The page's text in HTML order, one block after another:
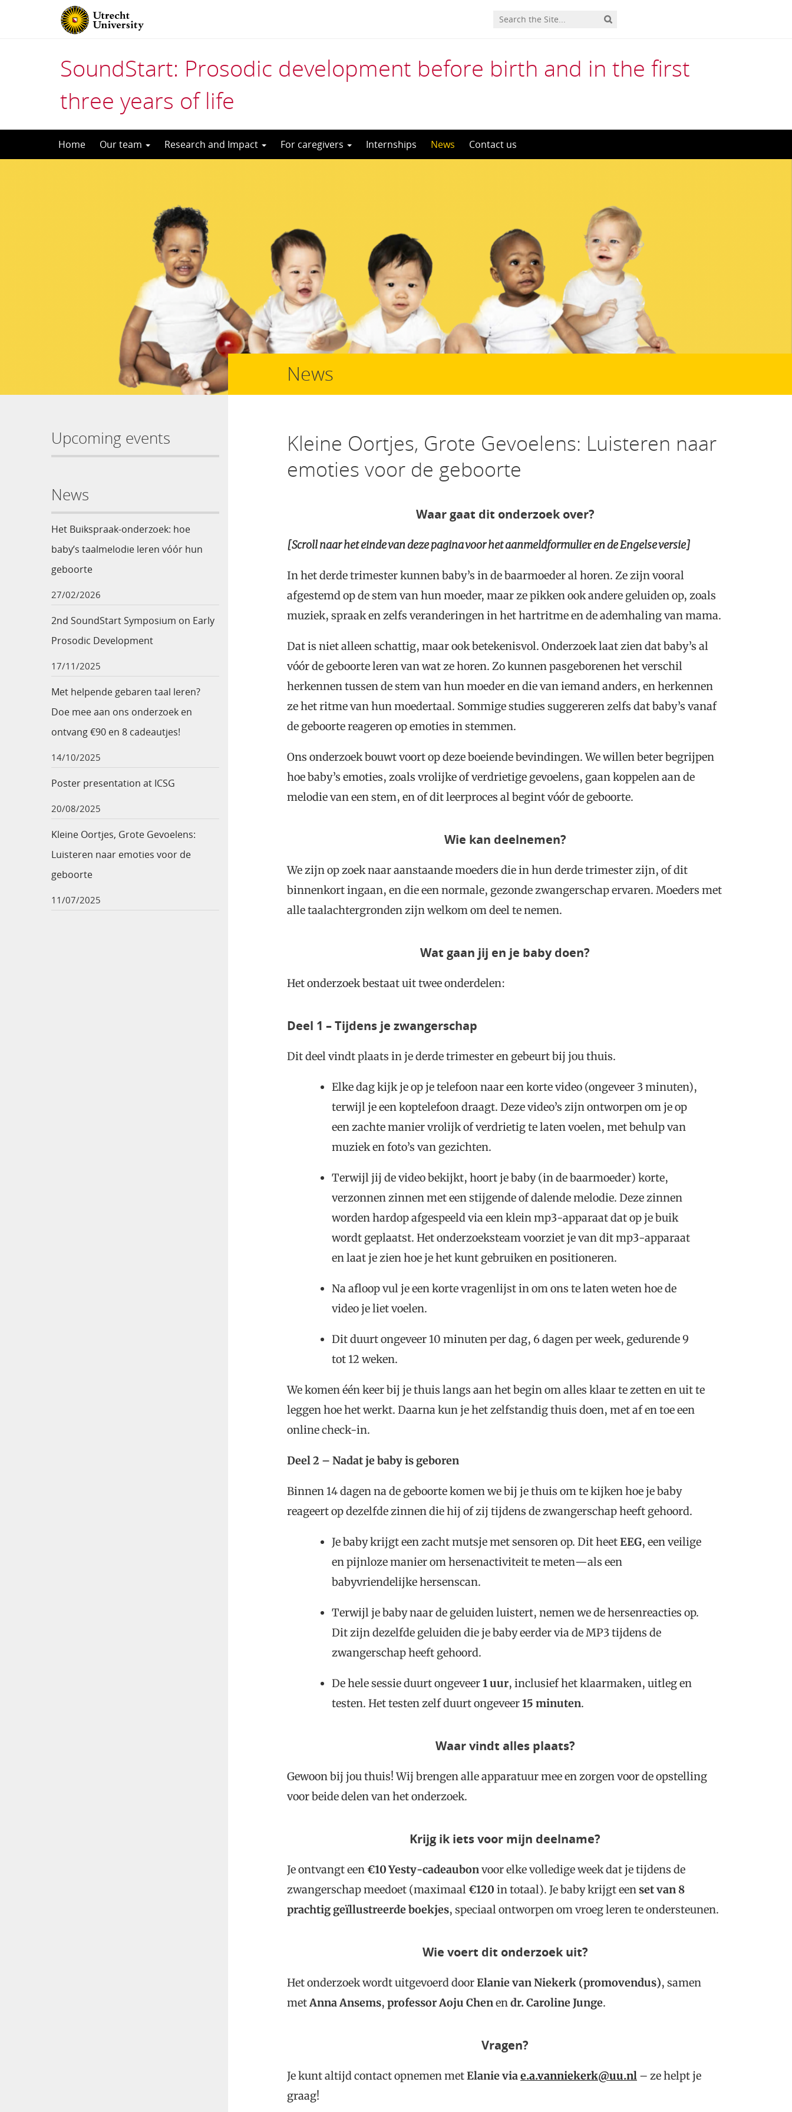
SoundStart: Prosodic development before birth and in the first
three years of life
to
Home Our team Research and Impact For caregivers Internships News Contact us
Upcoming events
News
Het Buikspraak-onderzoek: hoe
baby’s taalmelodie leren vóór hun
geboorte
27/02/2026
2nd SoundStart Symposium on Early
Prosodic Development
17/11/2025
Met helpende gebaren taal leren?
Doe mee aan ons onderzoek en
ontvang €90 en 8 cadeautjes!
14/10/2025
Poster presentation at ICSG
20/08/2025
Kleine Oortjes, Grote Gevoelens:
Luisteren naar emoties voor de
geboorte
11/07/2025
News
Kleine Oortjes, Grote Gevoelens: Luisteren naar
emoties voor de geboorte
Waar gaat dit onderzoek over?
[Scroll naar het einde van deze pagina voor het aanmeldformulieren de Engelse versie]
In het derde trimester kunnen baby’s in de baarmoeder al horen. Ze zijn vooral
afgestemd op de stem van hun moeder, maar ze pikken ook andere geluiden op, zoals
muziek, spraak en zelfs veranderingen in het hartritme en de ademhaling van mama.
Dat is niet alleen schattig, maar ook betekenisvol. Onderzoek laat zien dat baby’s al
vóór de geboorte leren van wat ze horen. Zo kunnen pasgeborenen het verschil
herkennen tussen de stem van hun moeder en die van iemand anders, en herkennen
ze het ritme van hun moedertaal. Sommige studies suggereren zelfs dat baby’s vanaf
de geboorte reageren op emoties in stemmen.
Ons onderzoek bouwt voort op deze boeiende bevindingen. We willen beter begrijpen
hoe baby’s emoties, zoals vrolijke of verdrietige gevoelens, gaan koppelen aan de
melodie van een stem, en of dit leerproces al begint vóór de geboorte.
Wie kan deelnemen?
We zijn op zoek naar aanstaande moeders die in hun derde trimester zijn, of dit
binnenkort ingaan, en die een normale, gezonde zwangerschap ervaren. Moeders met
alle taalachtergronden zijn welkom om deel te nemen.
Wat gaan jij en je baby doen?
Het onderzoek bestaat uit twee onderdelen:
Deel 1 – Tijdens je zwangerschap
Dit deel vindt plaats in je derde trimester en gebeurt bij jou thuis.
Elke dag kijk je op je telefoon naar een korte video (ongeveer 3 minuten),
terwijl je een koptelefoon draagt. Deze video’s zijn ontworpen om je op
een zachte manier vrolijk of verdrietig te laten voelen, met behulp van
muziek en foto’s van gezichten.
Terwijl jij de video bekijkt, hoort je baby (in de baarmoeder) korte,
verzonnen zinnen met een stijgende of dalende melodie. Deze zinnen
worden hardop afgespeeld via een klein mp3-apparaat dat op je buik
wordt geplaatst. Het onderzoeksteam voorziet je van dit mp3-apparaat
en laat je zien hoe je het kunt gebruiken en positioneren.
Na afloop vul je een korte vragenlijst in om ons te laten weten hoe de
video je liet voelen.
Dit duurt ongeveer 10 minuten per dag, 6 dagen per week, gedurende 9
tot 12 weken.
We komen één keer bij je thuis langs aan het begin om alles klaar te zetten en uit te
leggen hoe het werkt. Daarna kun je het zelfstandig thuis doen, met af en toe een
online check-in.
Deel 2 – Nadat je baby is geboren
Binnen 14 dagen na de geboorte komen we bij je thuis om te kijken hoe je baby
reageert op dezelfde zinnen die hij of zij tijdens de zwangerschap heeft gehoord.
Je baby krijgt een zacht mutsje met sensoren op. Dit heetEEG, een veilige
en pijnloze manier om hersenactiviteit te meten—als een
babyvriendelijke hersenscan.
Terwijl je baby naar de geluiden luistert, nemen we de hersenreacties op.
Dit zijn dezelfde geluiden die je baby eerder via de MP3 tijdens de
zwangerschap heeft gehoord.
De hele sessie duurt ongeveer1 uur, inclusief het klaarmaken, uitleg en
testen. Het testen zelf duurt ongeveer15 minuten.
Waar vindt alles plaats?
Gewoon bij jou thuis! Wij brengen alle apparatuur mee en zorgen voor de opstelling
voor beide delen van het onderzoek.
Krijg ik iets voor mijn deelname?
Je ontvangt een €10 Yesty-cadeaubonvoor elke volledige week dat je tijdens de
zwangerschap meedoet (maximaal €120 in totaal). Je baby krijgt eenset van 8
prachtig geïllustreerde boekjes, speciaal ontworpen om vroeg leren te ondersteunen.
Wie voert dit onderzoek uit?
Het onderzoek wordt uitgevoerd doorElanie van Niekerk (promovendus), samen
metAnna Ansems, professor Aoju Chenendr. Caroline Junge.
Vragen?
Je kunt altijd contact opnemen metElanie viae.a.vanniekerk@uu.nl – ze helpt je
graag!